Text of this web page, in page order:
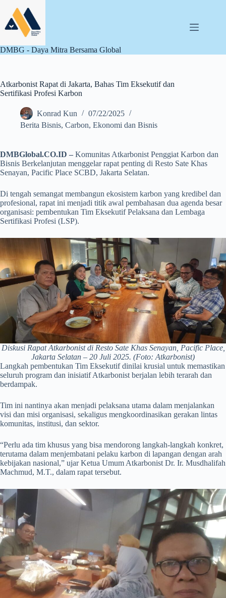
content
DMBG - Daya Mitra Bersama Global
Atkarbonist Rapat di Jakarta, Bahas Tim Eksekutif dan
Sertifikasi Profesi Karbon
Konrad Kun
07/22/2025
Berita Bisnis, Carbon, Ekonomi dan Bisnis
DMBGlobal.CO.ID – Komunitas Atkarbonist Penggiat Karbon dan
Bisnis Berkelanjutan menggelar rapat penting di Resto Sate Khas
Senayan, Pacific Place SCBD, Jakarta Selatan.
Di tengah semangat membangun ekosistem karbon yang kredibel dan
profesional, rapat ini menjadi titik awal pembahasan dua agenda besar
organisasi: pembentukan Tim Eksekutif Pelaksana dan Lembaga
Sertifikasi Profesi (LSP).
Diskusi Rapat Atkarbonist di Resto Sate Khas Senayan, Pacific Place,
Jakarta Selatan – 20 Juli 2025. (Foto: Atkarbonist)
Langkah pembentukan Tim Eksekutif dinilai krusial untuk memastikan
seluruh program dan inisiatif Atkarbonist berjalan lebih terarah dan
berdampak.
Tim ini nantinya akan menjadi pelaksana utama dalam menjalankan
visi dan misi organisasi, sekaligus mengkoordinasikan gerakan lintas
komunitas, institusi, dan sektor.
“Perlu ada tim khusus yang bisa mendorong langkah-langkah konkret,
terutama dalam menjembatani pelaku karbon di lapangan dengan arah
kebijakan nasional,” ujar Ketua Umum Atkarbonist Dr. Ir. Musdhalifah
Machmud, M.T., dalam rapat tersebut.